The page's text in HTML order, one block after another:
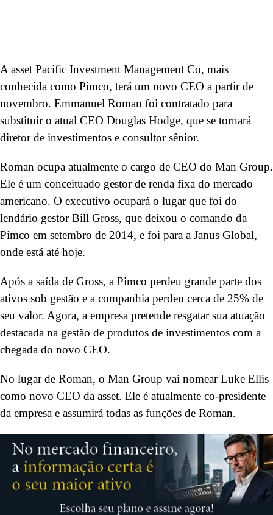
A asset Pacific Investment Management Co, mais
conhecida como Pimco, terá um novo CEO a partir de
novembro. Emmanuel Roman foi contratado para
substituir o atual CEO Douglas Hodge, que se tornará
diretor de investimentos e consultor sênior.
Roman ocupa atualmente o cargo de CEO do Man Group.
Ele é um conceituado gestor de renda fixa do mercado
americano. O executivo ocupará o lugar que foi do
lendário gestor Bill Gross, que deixou o comando da
Pimco em setembro de 2014, e foi para a Janus Global,
onde está até hoje.
Após a saída de Gross, a Pimco perdeu grande parte dos
ativos sob gestão e a companhia perdeu cerca de 25% de
seu valor. Agora, a empresa pretende resgatar sua atuação
destacada na gestão de produtos de investimentos com a
chegada do novo CEO.
No lugar de Roman, o Man Group vai nomear Luke Ellis
como novo CEO da asset. Ele é atualmente co-presidente
da empresa e assumirá todas as funções de Roman.